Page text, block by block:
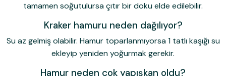
tamamen soğutulursa çıtır bir doku elde edilebilir.
Kraker hamuru neden dağılıyor?
Su az gelmiş olabilir. Hamur toparlanmıyorsa 1 tatlı kaşığı su
ekleyip yeniden yoğurmak gerekir.
Hamur neden çok yapışkan oldu?